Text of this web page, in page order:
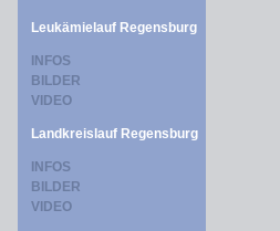
Leukämielauf Regensburg
INFOS
BILDER
VIDEO
Landkreislauf Regensburg
INFOS
BILDER
VIDEO